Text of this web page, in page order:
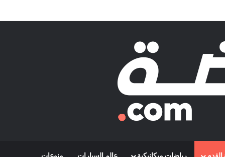
الإفريقي بمواجهة حافيا كوناكري